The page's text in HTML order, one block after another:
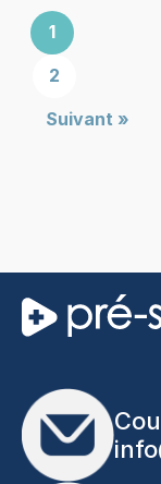
1
2
Suivant »